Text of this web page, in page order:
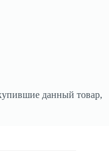
данный товар,